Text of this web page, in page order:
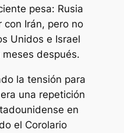
pesa: Rusia
con Irán, pero no
Unidos e Israel
después.
la tensión para
una repetición
en
el Corolario